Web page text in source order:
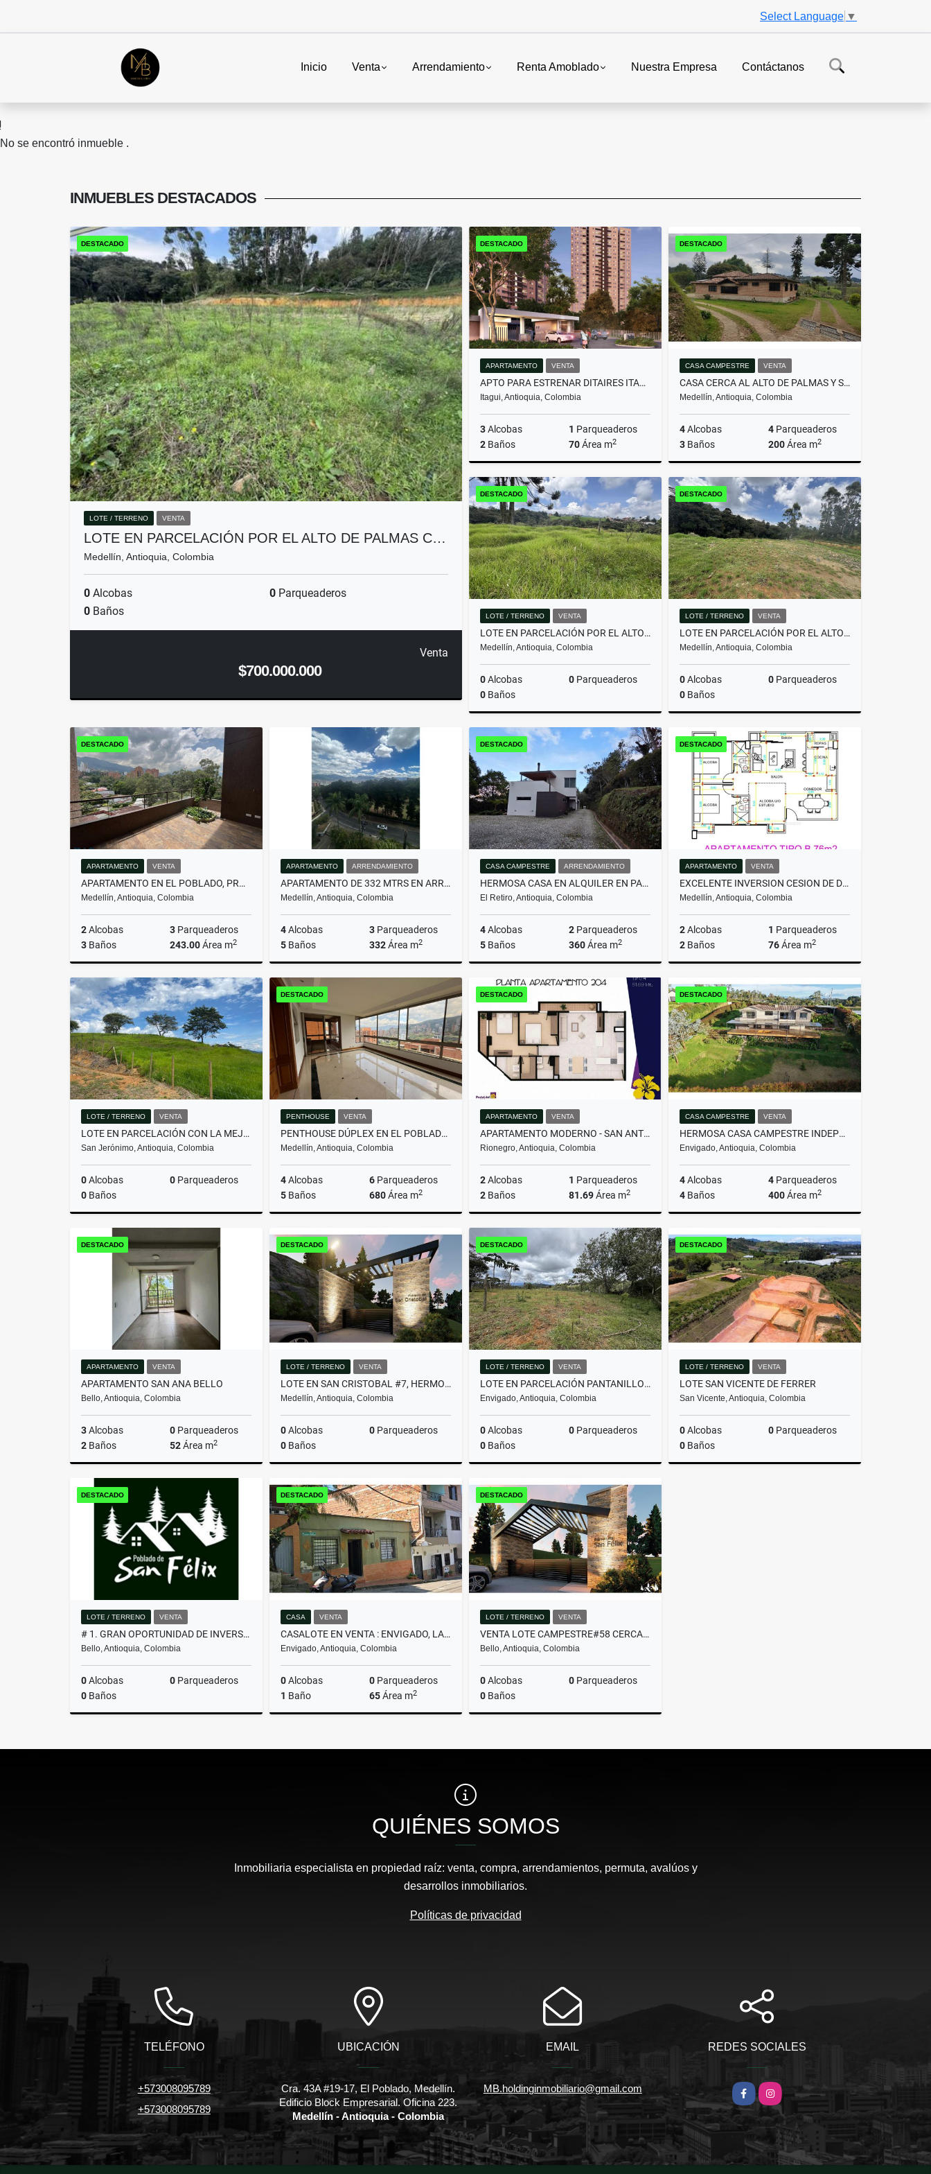
Select Language ▼
Inicio Venta Arrendamiento Renta Amoblado Nuestra Empresa Contáctanos
No se encontró inmueble .
INMUEBLES DESTACADOS
DESTACADO
LOTE / TERRENO VENTA
LOTE EN PARCELACIÓN POR EL ALTO DE PALMAS C…
Medellín, Antioquia, Colombia
0 Alcobas 0 Parqueaderos
0 Baños
Venta
$700.000.000
DESTACADO
APARTAMENTO VENTA
APTO PARA ESTRENAR DITAIRES ITAGUI
Itagui, Antioquia, Colombia
3Alcobas 1 Parqueaderos
2 Baños 70Área m2
Venta
$550.000.000
DESTACADO
CASA CAMPESTRE VENTA
CASA CERCA AL ALTO DE PALMAS Y SANTA ELENA
Medellín, Antioquia, Colombia
4Alcobas 4 Parqueaderos
3 Baños 200Área m2
Venta
$1.200.000.000
DESTACADO
LOTE / TERRENO VENTA
LOTE EN PARCELACIÓN POR EL ALTO DE PALMAS CON LICENCIA
Medellín, Antioquia, Colombia
0Alcobas 0 Parqueaderos
0 Baños
Venta
$600.000.000
DESTACADO
LOTE / TERRENO VENTA
LOTE EN PARCELACIÓN POR EL ALTO DE PALMAS CON LICENCIA
Medellín, Antioquia, Colombia
0Alcobas 0 Parqueaderos
0 Baños
Venta
$800.000.000
DESTACADO
APARTAMENTO VENTA
APARTAMENTO EN EL POBLADO, PROYECTO NUEVO PARA DIS...(MLS#259674)
Medellín, Antioquia, Colombia
2Alcobas 3 Parqueaderos
3 Baños 243.00Área m2
Venta
$2.650.000.000
APARTAMENTO ARRENDAMIENTO
APARTAMENTO DE 332 MTRS EN ARRIENDO EN EL POBLADO, MEDELLÍN
Medellín, Antioquia, Colombia
4Alcobas 3 Parqueaderos
5 Baños 332Área m2
DESTACADO
CASA CAMPESTRE ARRENDAMIENTO
HERMOSA CASA EN ALQUILER EN PARCELACIÓN CAMPESTRE EN EL RETIRO
El Retiro, Antioquia, Colombia
4Alcobas 2 Parqueaderos
5 Baños 360Área m2
Arrendamiento
DESTACADO
APARTAMENTO VENTA
EXCELENTE INVERSION CESION DE DERECHOS ACABADO MODERNO -FLORESTA
Medellín, Antioquia, Colombia
2Alcobas 1 Parqueaderos
2 Baños 76Área m2
Venta
$607.200.000
LOTE / TERRENO VENTA
LOTE EN PARCELACIÓN CON LA MEJOR VISTA DEL SECTOR
San Jerónimo, Antioquia, Colombia
0Alcobas 0 Parqueaderos
0 Baños
$699.360.000
DESTACADO
PENTHOUSE VENTA
PENTHOUSE DÚPLEX EN EL POBLADO: VISTAS, ESPACIOS Y EXCLUSIVIDAD.
Medellín, Antioquia, Colombia
4Alcobas 6 Parqueaderos
5 Baños 680Área m2
Venta
$3.950.000.000
DESTACADO
APARTAMENTO VENTA
APARTAMENTO MODERNO - SAN ANTONIO DE PEREIRA
Rionegro, Antioquia, Colombia
2Alcobas 1 Parqueaderos
2 Baños 81.69Área m2
Venta
$580.000.000
DESTACADO
CASA CAMPESTRE VENTA
HERMOSA CASA CAMPESTRE INDEPENDIENTE EN EL ALTO DE LAS PALMAS
Envigado, Antioquia, Colombia
4Alcobas 4 Parqueaderos
4 Baños 400Área m2
Venta
$2.800.000.000
DESTACADO
APARTAMENTO VENTA
APARTAMENTO SAN ANA BELLO
Bello, Antioquia, Colombia
3Alcobas 0 Parqueaderos
2 Baños 52Área m2
$280.000.000.000
DESTACADO
LOTE / TERRENO VENTA
LOTE EN SAN CRISTOBAL #7, HERMOSA VISTA PANORAMICA EN PARCELACION
Medellín, Antioquia, Colombia
0Alcobas 0 Parqueaderos
0 Baños
Venta
$357.480.000
DESTACADO
LOTE / TERRENO VENTA
LOTE EN PARCELACIÓN PANTANILLO ENVIGADO ALTOS DE LA MANUELA
Envigado, Antioquia, Colombia
0Alcobas 0 Parqueaderos
0 Baños
Venta
$2.000.000.000
DESTACADO
LOTE / TERRENO VENTA
LOTE SAN VICENTE DE FERRER
San Vicente, Antioquia, Colombia
0Alcobas 0 Parqueaderos
0 Baños
DESTACADO
LOTE / TERRENO VENTA
# 1. GRAN OPORTUNIDAD DE INVERSIÓN, LOTE EN VENTA EN SAN FÉLIX
Bello, Antioquia, Colombia
0Alcobas 0 Parqueaderos
0 Baños
$260.000.000
DESTACADO
CASA VENTA
CASALOTE EN VENTA : ENVIGADO, LA SEBASTIANA
Envigado, Antioquia, Colombia
0Alcobas 0 Parqueaderos
1 Baño 65Área m2
$430.000.000
DESTACADO
LOTE / TERRENO VENTA
VENTA LOTE CAMPESTRE#58 CERCA A MEDELLÍN, VISTA PANORÁMICA SIN PEAJE
Bello, Antioquia, Colombia
0Alcobas 0 Parqueaderos
0 Baños
$382.480.000
QUIÉNES SOMOS
Inmobiliaria especialista en propiedad raíz: venta, compra, arrendamientos, permuta, avalúos y
desarrollos inmobiliarios.
Políticas de privacidad
TELÉFONO
+573008095789
+573008095789
UBICACIÓN
Cra. 43A #19-17, El Poblado, Medellín.
Edificio Block Empresarial. Oficina 223.
Medellín - Antioquia - Colombia
EMAIL
MB.holdinginmobiliario@gmail.com
REDES SOCIALES
FacebookInstagram